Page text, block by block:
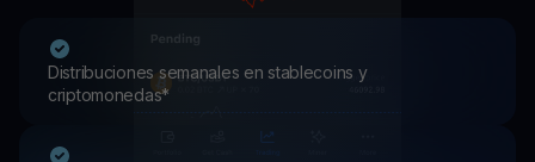
Distribuciones semanales en stablecoins y
criptomonedas*